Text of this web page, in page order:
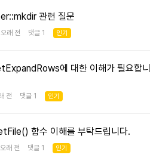
관련 질문
오래 전 댓글 1 인기
에 대한 이해가 필요합니
전 댓글 1 인기
함수 이해를 부탁드립니다.
오래 전 댓글 1 인기